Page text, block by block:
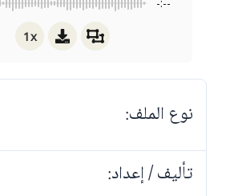
1x
نوع الملف:
تأليف / إعداد: